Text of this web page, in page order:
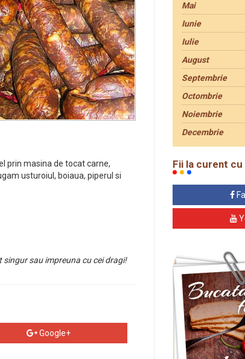
prin masina de tocat carne,
usturoiul, boiaua, piperul si
singur sau impreuna cu cei dragi!
Google+
Mai
Iunie
Iulie
August
Septembrie
Octombrie
Noiembrie
Decembrie
Fii la curent